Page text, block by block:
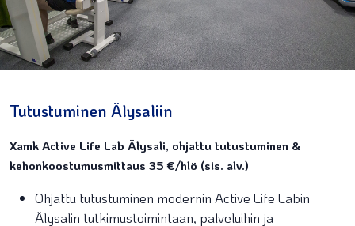
Tutustuminen Älysaliin
Xamk Active Life Lab Älysali, ohjattu tutustuminen &
kehonkoostumusmittaus 35 €/hlö (sis. alv.)
Ohjattu tutustuminen modernin Active Life Labin
Älysalin tutkimustoimintaan, palveluihin ja